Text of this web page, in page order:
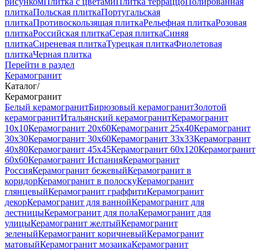
плиткаПольская плиткаПортугальская
плиткаПротивоскользящая плиткаРельефная плиткаРозовая
плиткаРоссийская плиткаСерая плиткаСиняя
плиткаСиреневая плиткаТурецкая плиткаФиолетовая
плиткаЧерная плитка
Перейти в раздел
Керамогранит
Каталог/
Керамогранит
Белый керамогранитБирюзовый керамогранитЗолотой
керамогранитИтальянский керамогранитКерамогранит
10x10Керамогранит 20x60Керамогранит 25x40Керамогранит
30x30Керамогранит 30x60Керамогранит 33x33Керамогранит
40x80Керамогранит 45x45Керамогранит 60x120Керамогранит
60x60Керамогранит ИспанияКерамогранит
РоссияКерамогранит бежевыйКерамогранит в
коридорКерамогранит в полоскуКерамогранит
глянцевыйКерамогранит граффитиКерамогранит
декорКерамогранит для ваннойКерамогранит для
лестницыКерамогранит для полаКерамогранит для
улицыКерамогранит желтыйКерамогранит
зеленыйКерамогранит коричневыйКерамогранит
матовыйКерамогранит мозаикаКерамогранит